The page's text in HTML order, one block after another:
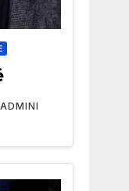
ADMINI